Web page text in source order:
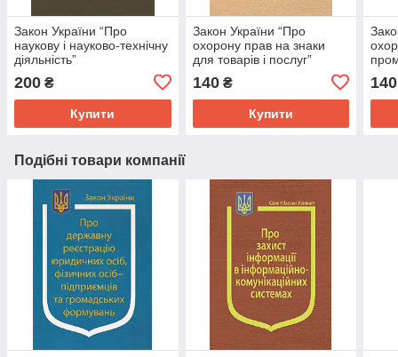
Закон України “Про
наукову і науково-технічну
діяльність”
200 ₴
Купити
Закон України “Про
охорону прав на знаки
для товарів і послуг”
140₴
Купити
140
Подібні товари компанії